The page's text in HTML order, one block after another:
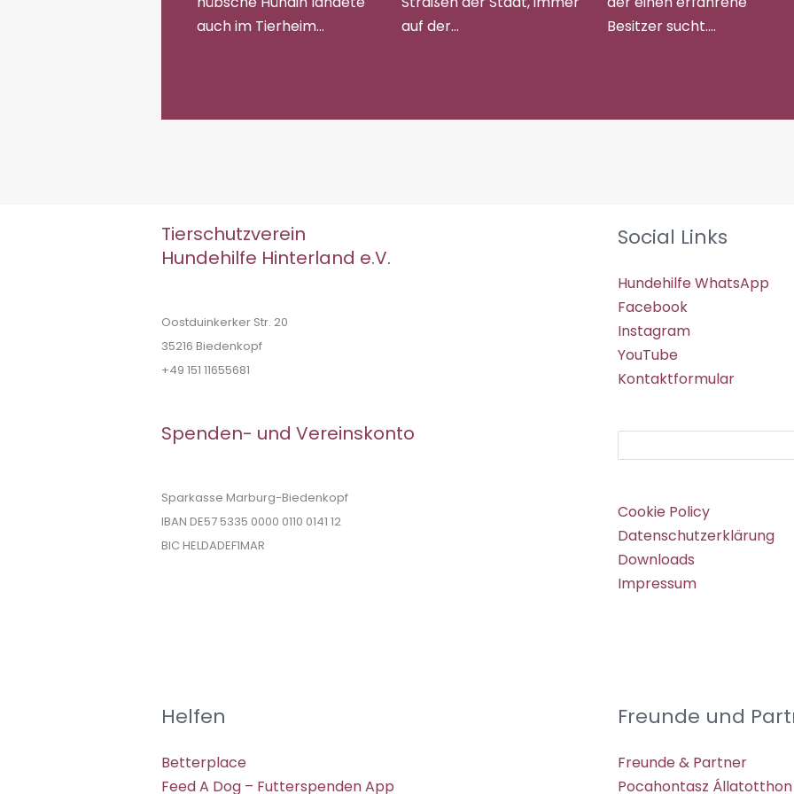
auch im Tierheim…
auf der…
Besitzer sucht.…
Tierschutzverein
Hundehilfe Hinterland e.V.
Oostduinkerker Str. 20
35216 Biedenkopf
+49 151 11655681
Spenden- und Vereinskonto
Sparkasse Marburg-Biedenkopf
IBAN DE57 5335 0000 0110 0141 12
BIC HELDADEF1MAR
Social Links
Hundehilfe WhatsApp
Facebook
Instagram
YouTube
Kontaktformular
Cookie Policy
Datenschutzerklärung
Downloads
Impressum
Helfen
Betterplace
Feed A Dog – Futterspenden App
Freunde und
Freunde & Partner
Pocahontasz Állatotthon